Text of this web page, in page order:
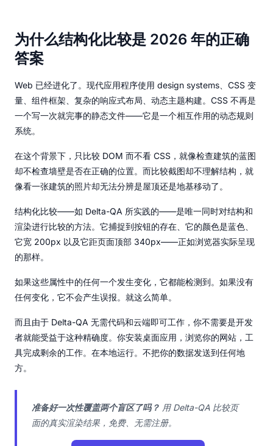
为什么结构化比较是 2026 年的正确
答案
Web 已经进化了。现代应用程序使用 design systems、CSS 变
量、组件框架、复杂的响应式布局、动态主题构建。CSS 不再是
一个写一次就完事的静态文件——它是一个相互作用的动态规则
系统。
在这个背景下，只比较 DOM 而不看 CSS，就像检查建筑的蓝图
却不检查墙壁是否在正确的位置。而比较截图却不理解结构，就
像看一张建筑的照片却无法分辨是屋顶还是地基移动了。
结构化比较——如 Delta-QA 所实践的——是唯一同时对结构和
渲染进行比较的方法。它捕捉到按钮的存在、它的颜色是蓝色、
它宽 200px 以及它距页面顶部 340px——正如浏览器实际呈现
的那样。
如果这些属性中的任何一个发生变化，它都能检测到。如果没有
任何变化，它不会产生误报。就这么简单。
而且由于 Delta-QA 无需代码和云端即可工作，你不需要是开发
者就能受益于这种精确度。你安装桌面应用，浏览你的网站，工
具完成剩余的工作。在本地运行。不把你的数据发送到任何地
方。
准备好一次性覆盖两个盲区了吗？ 用 Delta-QA 比较页
面的真实渲染结果，免费、无需注册。